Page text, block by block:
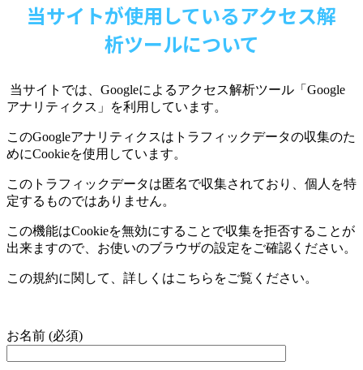
当サイトが使用しているアクセス解
析ツールについて
当サイトでは、 Googleによるアクセス解析ツール「 Google
アナリティクス」を利用しています。
このGoogleアナリティクスはトラフィックデータの収集のた
めにCookieを使用しています。
このトラフィックデータは匿名で収集されており、個人を特
定するものではありません。
この機能はCookieを無効にすることで収集を拒否することが
出来ますので、お使いのブラウザの設定をご確認ください。
この規約に関して、詳しくはこちらをご覧ください。
お名前 (必須)